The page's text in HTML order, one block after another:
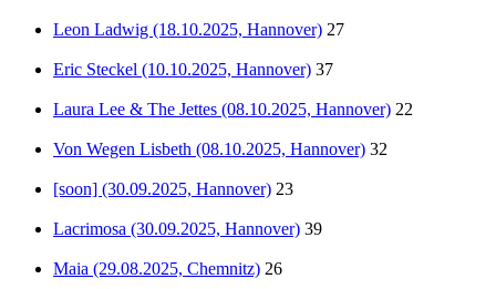
Leon Ladwig (18.10.2025, Hannover) 27
Eric Steckel (10.10.2025, Hannover) 37
Laura Lee & The Jettes (08.10.2025, Hannover) 22
Von Wegen Lisbeth (08.10.2025, Hannover) 32
[soon] (30.09.2025, Hannover) 23
Lacrimosa (30.09.2025, Hannover) 39
Maia (29.08.2025, Chemnitz) 26